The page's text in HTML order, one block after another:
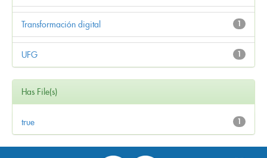
1
Transformación digital
1
UFG
Has File(s)
1
true